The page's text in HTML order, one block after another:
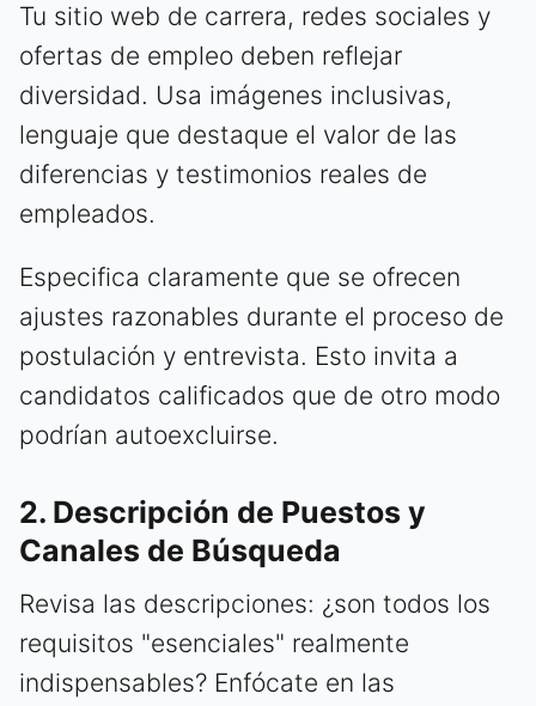
Tu sitio web de carrera, redes sociales y
ofertas de empleo deben reflejar
diversidad. Usa imágenes inclusivas,
lenguaje que destaque el valor de las
diferencias y testimonios reales de
empleados.
Especifica claramente que se ofrecen
ajustes razonables durante el proceso de
postulación y entrevista. Esto invita a
candidatos calificados que de otro modo
podrían autoexcluirse.
2. Descripción de Puestos y
Canales de Búsqueda
Revisa las descripciones: ¿son todos los
requisitos "esenciales" realmente
indispensables? Enfócate en las